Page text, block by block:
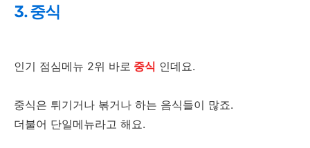
3. 중식
인기 점심메뉴 2위 바로 중식 인데요.
중식은 튀기거나 볶거나 하는 음식들이 많죠.
더불어 단일메뉴라고 해요.